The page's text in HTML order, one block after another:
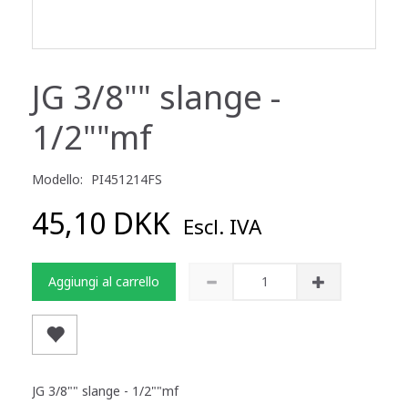
JG 3/8"" slange -
1/2""mf
Modello: PI451214FS
45,10 DKK Escl. IVA
Aggiungi al carrello
JG 3/8"" slange - 1/2""mf